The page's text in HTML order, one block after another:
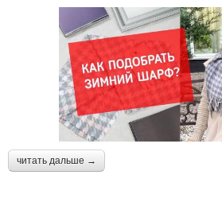
читать дальше →